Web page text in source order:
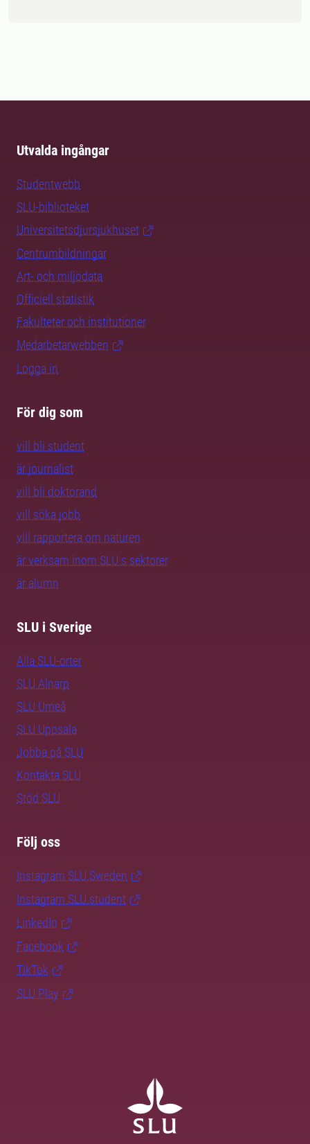
Utvalda ingångar
Studentwebb
SLU-biblioteket
Universitetsdjursjukhuset
Centrumbildningar
Art- och miljödata
Officiell statistik
Fakulteter och institutioner
Medarbetarwebben
Logga in
För dig som
vill bli student
är journalist
vill bli doktorand
vill söka jobb
vill rapportera om naturen
är verksam inom SLU:s sektorer
är alumn
SLU i Sverige
Alla SLU-orter
SLU Alnarp
SLU Umeå
SLU Uppsala
Jobba på SLU
Kontakta SLU
Stöd SLU
Följ oss
Instagram SLU.Sweden
Instagram SLU.student
LinkedIn
Facebook
TikTok
SLU Play